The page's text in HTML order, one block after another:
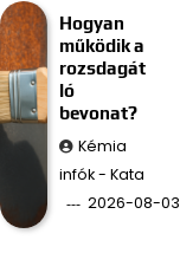
Hogyan
működik a
rozsdagát
ló
bevonat?
Kémia
infók - Kata
2026-08-03